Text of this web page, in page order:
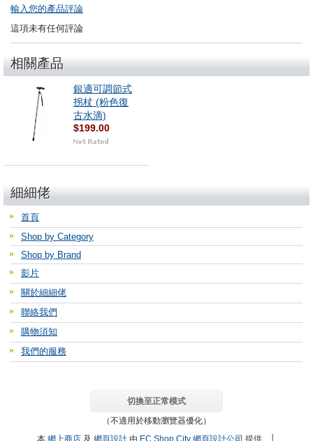
輸入您的產品評論
這項未有任何評論
相關產品
銀適可調節式
拐杖 (粉色復
古水滴)
$199.00
細細佬
首頁
Shop by Category
Shop by Brand
影片
關於細細佬
聯絡我們
購物須知
我們的服務
切換至正常模式
（不適用於移動瀏覽器優化）
本 網上商店 及 網頁設計 由 EC Shop City 網頁設計公司 提供。│